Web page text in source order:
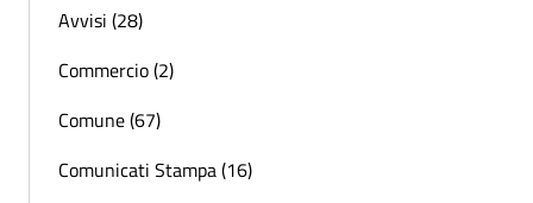
Avvisi (28)
Commercio (2)
Comune (67)
Comunicati Stampa (16)